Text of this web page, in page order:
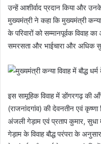
उन्हें आशीर्वाद प्रदान किया और
मुख्यमंत्री ने कहा कि मुख्यमंत्री कन्या
के परिवारों को सम्मानपूर्वक विवाह
समरसता और भाईचारा और अधिक
इस सामूहिक विवाह में डोंगरगढ़
(राजनांदगांव) की देवनतीन एवं
अंजली गेड़ाम एवं प्रताप कुमार,
गेड़ाम के विवाह बौद्ध परंपरा के